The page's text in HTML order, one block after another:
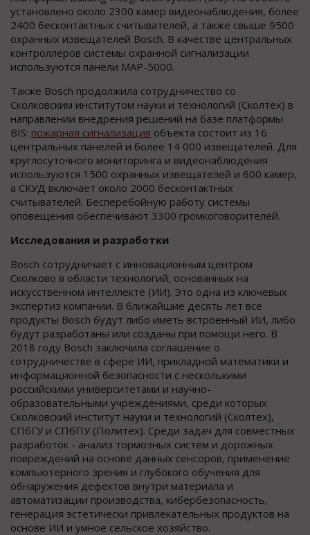
установлено около 2300 камер видеонаблюдения, более
2400 бесконтактных считывателей, а также свыше 9500
охранных извещателей Bosch. В качестве центральных
контроллеров системы охранной сигнализации
используются панели MAP-5000.
Также Bosch продолжила сотрудничество со
Сколковским институтом науки и технологий (Сколтех) в
направлении внедрения решений на базе платформы
BIS: пожарная сигнализация объекта состоит из 16
центральных панелей и более 14 000 извещателей. Для
круглосуточного мониторинга и видеонаблюдения
используются 1500 охранных извещателей и 600 камер,
а СКУД включает около 2000 бесконтактных
считывателей. Бесперебойную работу системы
оповещения обеспечивают 3300 громкоговорителей.
Исследования и разработки
Bosch сотрудничает с инновационным центром
Сколково в области технологий, основанных на
искусственном интеллекте (ИИ). Это одна из ключевых
экспертиз компании. В ближайшие десять лет все
продукты Bosch будут либо иметь встроенный ИИ, либо
будут разработаны или созданы при помощи него. В
2018 году Bosch заключила соглашение о
сотрудничестве в сфере ИИ, прикладной математики и
информационной безопасности с несколькими
российскими университетами и научно-
образовательными учреждениями, среди которых
Сколковский институт науки и технологий (Сколтех),
СПбГУ и СПбПУ (Политех). Среди задач для совместных
разработок - анализ тормозных систем и дорожных
повреждений на основе данных сенсоров, применение
компьютерного зрения и глубокого обучения для
обнаружения дефектов внутри материала и
автоматизации производства, кибербезопасность,
генерация эстетически привлекательных продуктов на
основе ИИ и умное сельское хозяйство.